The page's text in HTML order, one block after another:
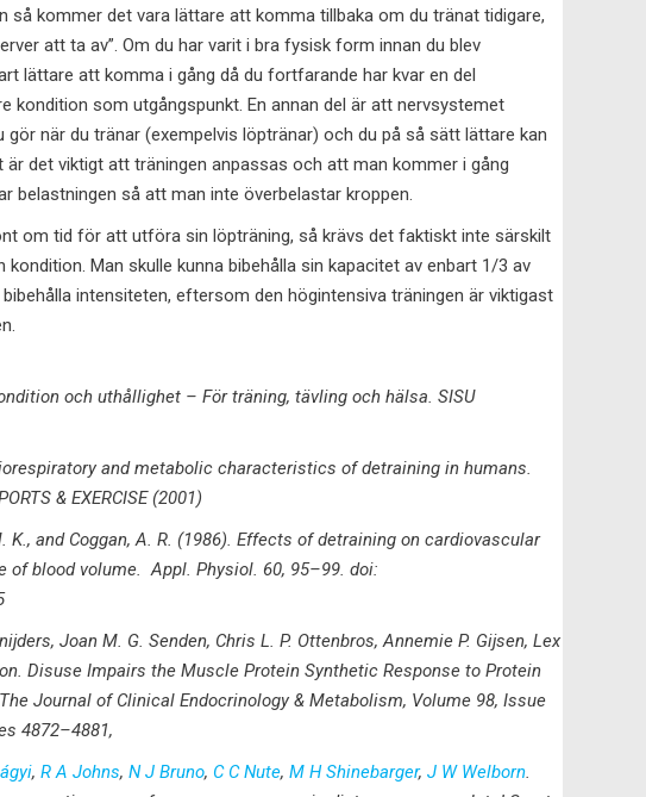
så kommer det vara lättare att komma tillbaka om du tränat tidigare,
att ta av”. Om du har varit i bra fysisk form innan du blev
lättare att komma i gång då du fortfarande har kvar en del
kondition som utgångspunkt. En annan del är att nervsystemet
gör när du tränar (exempelvis löptränar) och du på så sätt lättare kan
det viktigt att träningen anpassas och att man kommer i gång
belastningen så att man inte överbelastar kroppen.
om tid för att utföra sin löpträning, så krävs det faktiskt inte särskilt
Man skulle kunna bibehålla sin kapacitet av enbart 1/3 av
intensiteten, eftersom den högintensiva träningen är viktigast
och uthållighet – För träning, tävling och hälsa. SISU
and metabolic characteristics of detraining in humans.
& EXERCISE (2001)
K., and Coggan, A. R. (1986). Effects of detraining on cardiovascular
of blood volume. Appl. Physiol. 60, 95–99. doi:
Joan M. G. Senden, Chris L. P. Ottenbros, Annemie P. Gijsen, Lex
Disuse Impairs the Muscle Protein Synthetic Response to Protein
Journal of Clinical Endocrinology & Metabolism, Volume 98, Issue
4872–4881,
, R A Johns, N J Bruno, C C Nute, M H Shinebarger, J W Welborn.